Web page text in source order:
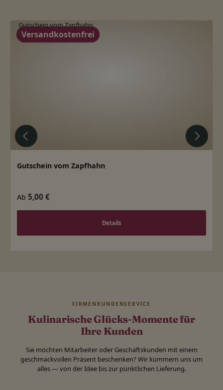
Produktgalerie überspringen
Versandkostenfrei
Gutschein vom Zapfhahn
Regulärer Preis:
Ab 5,00 €
Details
Kulinarische Glücks-Momente für
Ihre Kunden
FIRMENKUNDENSERVICE
Sie möchten Mitarbeiter oder Geschäftskunden mit einem
geschmackvollen Präsent beschenken? Wir kümmern uns um
alles — von der Idee bis zur pünktlichen Lieferung.